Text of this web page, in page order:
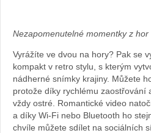
Nezapomenutelné momentky z hor
Vyrážíte ve dvou na hory? Pak se
kompakt v retro stylu, s kterým
nádherné snímky krajiny. Můžete
protože díky rychlému zaostřování
vždy ostré. Romantické video
a díky Wi-Fi nebo Bluetooth ho
chvíle můžete sdílet na sociálních